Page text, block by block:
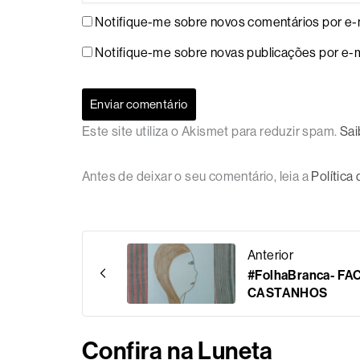
Notifique-me sobre novos comentários por e-
Notifique-me sobre novas publicações por e-
Este site utiliza o Akismet para reduzir spam.
Antes de deixar o seu comentário, leia a Política
Anterior
#FolhaBranca-
CASTANHOS
Confira na Luneta